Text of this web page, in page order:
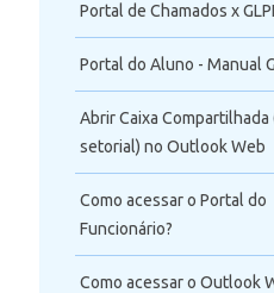
Portal de Chamados x GLPI
Portal do Aluno - Manual
Abrir Caixa Compartilhada
setorial) no Outlook Web
Como acessar o Portal do
Funcionário?
Como acessar o Outlook